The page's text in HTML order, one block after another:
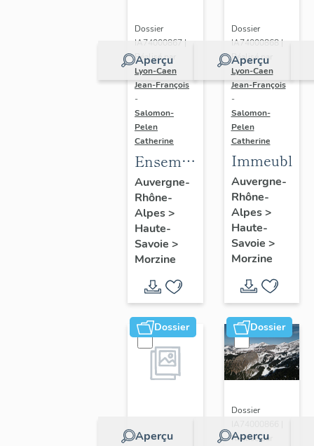
vitrearum)
Aperçu
Dossier
IA74000867 |
Réalisé par
Lyon-Caen
Jean-François
-
Salomon-
Pelen
Catherine
Ensemble
du génie
civil ;
galerie
marchande ;
établissement
administratif ;
salle de
spectacle
Auvergne-
Rhône-
Alpes>
Haute-
Savoie >
Morzine
Aperçu
Dossier
IA74000868 |
Réalisé par
Lyon-Caen
Jean-François
-
Salomon-
Pelen
Catherine
Immeubles
Auvergne-
Rhône-
Alpes>
Haute-
Savoie >
Morzine
Dossier
Aperçu
Dossier
Dossier
Aperçu
Dossier
Réalisé par